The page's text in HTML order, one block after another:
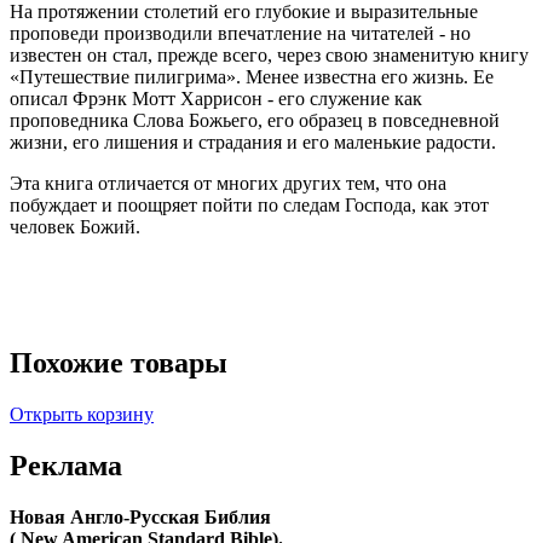
На протяжении столетий его глубокие и выразительные
проповеди производили впечатление на читателей - но
известен он стал, прежде всего, через свою знаменитую книгу
«Путешествие пилигрима». Менее известна его жизнь. Ее
описал Фрэнк Мотт Харрисон - его служение как
проповедника Слова Божьего, его образец в повседневной
жизни, его лишения и страдания и его маленькие радости.
Эта книга отличается от многих других тем, что она
побуждает и поощряет пойти по следам Господа, как этот
человек Божий.
Похожие товары
Открыть корзину
Реклама
Новая Англо-Русская Библия
( New American Standard Bible).